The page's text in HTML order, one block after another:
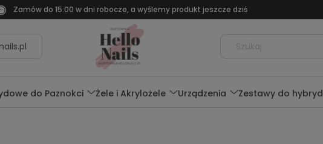
Zamów do 15:00 w dni robocze, a wyślemy produkt jeszcze dziś
do Paznokci Żele i Akrylożele Urządzenia Zestawy do hybryd